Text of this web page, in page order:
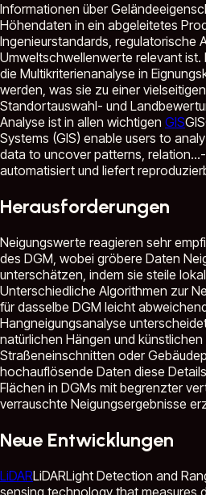
Informationen über
Höhendaten in ein abgeleitetes
Ingenieurstandards, regulatorische
Umweltschwellenwerte relevant ist.
die Multikriterienanalyse in
werden, was sie zu einer
Standortauswahl- und
Analyse ist in allen wichtigen GISGIS
Systems (GIS) enable users to
data to uncover patterns, relation...
automatisiert und liefert
Herausforderungen
Neigungswerte reagieren sehr
des DGM, wobei gröbere Daten
unterschätzen, indem sie steile
Unterschiedliche Algorithmen zur
für dasselbe DGM leicht
Hangneigungsanalyse
natürlichen Hängen und
Straßeneinschnitten oder
hochauflösende Daten diese
Flächen in DGMs mit begrenzter
verrauschte Neigungsergebnisse
Neue Entwicklungen
LiDARLiDARLight Detection and
sensing technology that measures